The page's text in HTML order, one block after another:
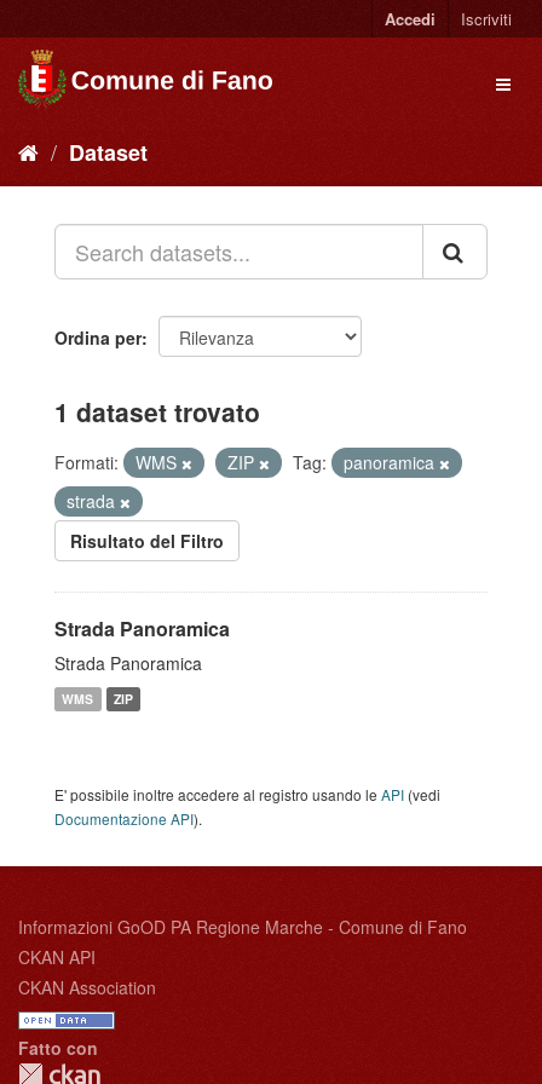
Accedi Iscriviti
Dataset
Ordina per
1 dataset trovato
Formati: WMS ZIP Tag:
panoramica
strada
Risultato del Filtro
Strada Panoramica
Strada Panoramica
WMS ZIP
E' possibile inoltre accedere al registro usando le API (vedi
Documentazione API).
Informazioni GoOD PA Regione Marche - Comune di Fano
CKAN API
CKAN Association
Fatto con